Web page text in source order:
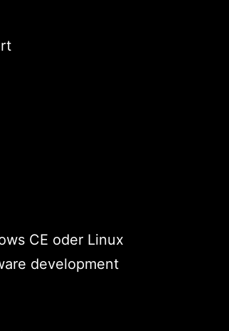
CE oder Linux
development